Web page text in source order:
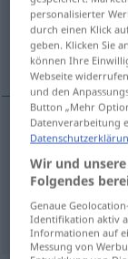
(Für mehr Details
narážet u
Beispiele
bei jemandem
narážet
personalisierter
durch einen Klick
geben. Klicken Sie
können Ihre
Webseite
und den
Button „Mehr
Datenverarbeitung
Wir und
Folgendes
Genaue
Identifikation aktiv
Informationen auf
Messung von